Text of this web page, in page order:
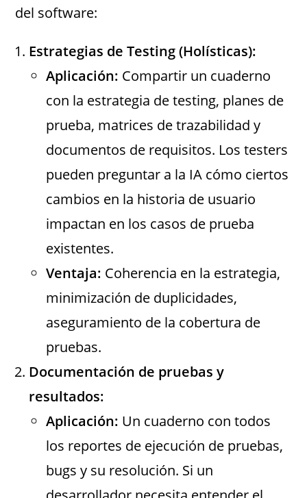
del software:
Estrategias de Testing (Holísticas):
Aplicación: Compartir un cuaderno
con la estrategia de testing, planes de
prueba, matrices de trazabilidad y
documentos de requisitos. Los testers
pueden preguntar a la IA cómo ciertos
cambios en la historia de usuario
impactan en los casos de prueba
existentes.
Ventaja: Coherencia en la estrategia,
minimización de duplicidades,
aseguramiento de la cobertura de
pruebas.
Documentación de pruebas y
resultados:
Aplicación: Un cuaderno con todos
los reportes de ejecución de pruebas,
bugs y su resolución. Si un